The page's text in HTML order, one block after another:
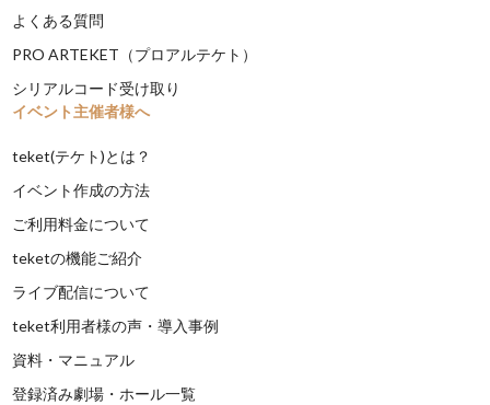
よくある質問
PRO ARTEKET（プロアルテケト）
シリアルコード受け取り
イベント主催者様へ
teket(テケト)とは？
イベント作成の方法
ご利用料金について
teketの機能ご紹介
ライブ配信について
teket利用者様の声・導入事例
資料・マニュアル
登録済み劇場・ホール一覧